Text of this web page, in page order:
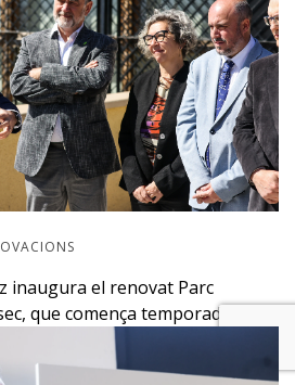
inaugura el renovat Parc
que comença temporada